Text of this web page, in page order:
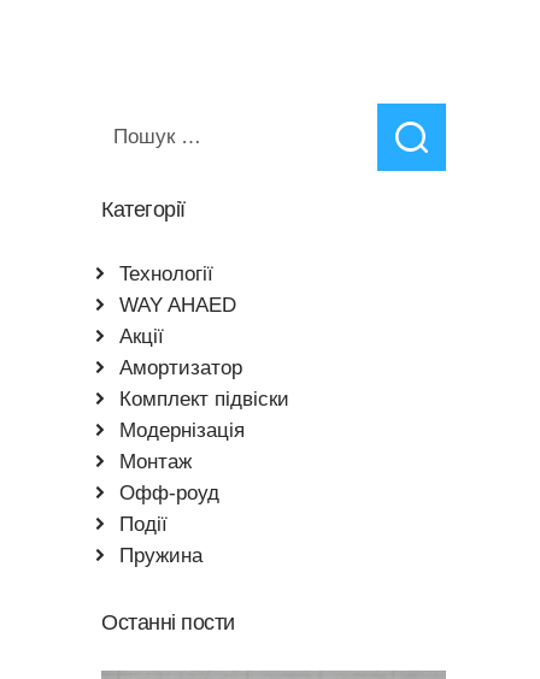
Категорії
Teхнології
WAY AHAED
Акції
Амортизатор
Комплект підвіски
Модернізація
Монтаж
Офф-роуд
Події
Пружина
Останні пости